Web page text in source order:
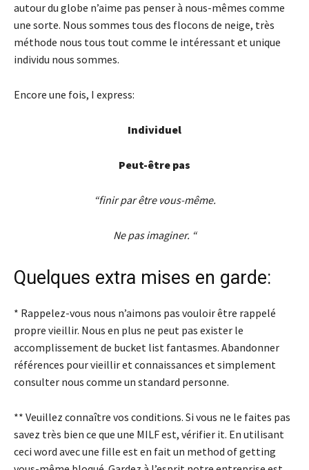
autour du globe n’aime pas penser à nous-mêmes comme
une sorte. Nous sommes tous des flocons de neige, très
méthode nous tous tout comme le intéressant et unique
individu nous sommes.
Encore une fois, I express:
Individuel
Peut-être pas
“finir par être vous-même.
Ne pas imaginer. “
Quelques extra mises en garde:
* Rappelez-vous nous n’aimons pas vouloir être rappelé
propre vieillir. Nous en plus ne peut pas exister le
accomplissement de bucket list fantasmes. Abandonner
références pour vieillir et connaissances et simplement
consulter nous comme un standard personne.
** Veuillez connaître vos conditions. Si vous ne le faites pas
savez très bien ce que une MILF est, vérifier it. En utilisant
ceci word avec une fille est en fait un method of getting